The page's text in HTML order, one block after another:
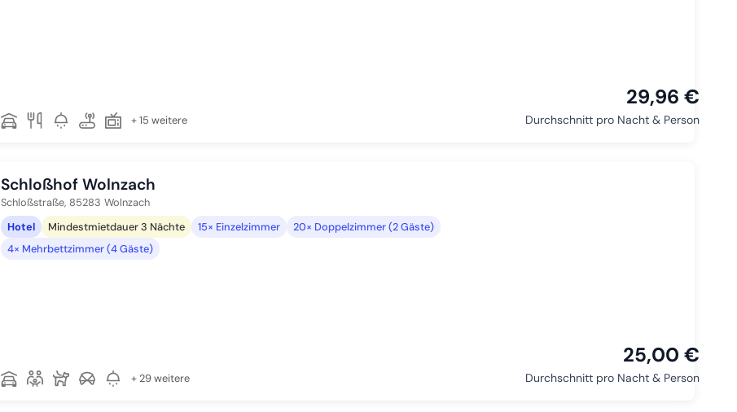
+ 15 weitere
29,96 €
Durchschnitt pro Nacht & Person
Schloßhof Wolnzach
Schloßstraße, 85283 Wolnzach
Hotel
Mindestmietdauer 3 Nächte 15× Einzelzimmer
20× Doppelzimmer (2 Gäste)
4× Mehrbettzimmer (4 Gäste)
+ 29 weitere
25,00 €
Durchschnitt pro Nacht & Person